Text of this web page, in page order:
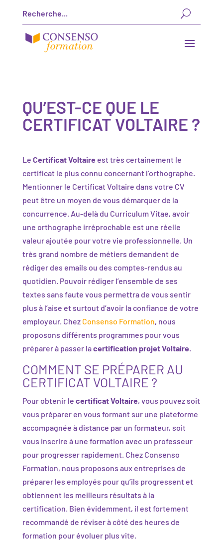
QU’EST-CE QUE LE
CERTIFICAT VOLTAIRE ?
Le Certificat Voltaire est très certainement le
certificat le plus connu concernant l’orthographe.
Mentionner le Certificat Voltaire dans votre CV
peut être un moyen de vous démarquer de la
concurrence. Au-delà du Curriculum Vitae, avoir
une orthographe irréprochable est une réelle
valeur ajoutée pour votre vie professionnelle. Un
très grand nombre de métiers demandent de
rédiger des emails ou des comptes-rendus au
quotidien. Pouvoir rédiger l’ensemble de ses
textes sans faute vous permettra de vous sentir
plus à l’aise et surtout d’avoir la confiance de votre
employeur. Chez Consenso Formation, nous
proposons différents programmes pour vous
préparer à passer lacertification projet Voltaire.
COMMENT SE PRÉPARER AU
CERTIFICAT VOLTAIRE ?
Pour obtenir le certificat Voltaire, vous pouvez soit
vous préparer en vous formant sur une plateforme
accompagnée à distance par un formateur, soit
vous inscrire à une formation avec un professeur
pour progresser rapidement. Chez Consenso
Formation, nous proposons aux entreprises de
préparer les employés pour qu’ils progressent et
obtiennent les meilleurs résultats à la
certification. Bien évidemment, il est fortement
recommandé de réviser à côté des heures de
formation pour évoluer plus vite.